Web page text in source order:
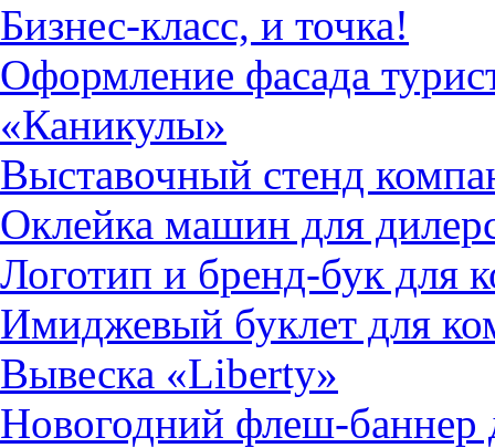
Бизнес-класс, и точка!
Оформление фасада
«Каникулы»
Выставочный стенд
Оклейка машин для
Логотип и бренд-бук для
Имиджевый буклет для
Вывеска «Liberty»
Новогодний флеш-баннер